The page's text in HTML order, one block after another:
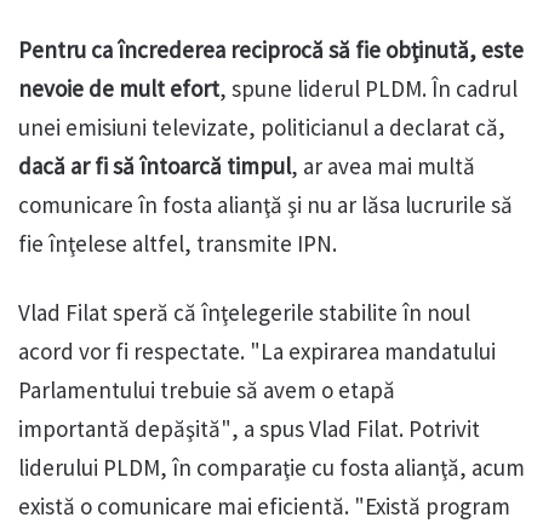
Pentru ca încrederea reciprocă să fie obţinută, este
nevoie de mult efort, spune liderul PLDM. În cadrul
unei emisiuni televizate, politicianul a declarat că,
dacă ar fi să întoarcă timpul, ar avea mai multă
comunicare în fosta alianţă şi nu ar lăsa lucrurile să
fie înţelese altfel, transmite IPN.
Vlad Filat speră că înţelegerile stabilite în noul
acord vor fi respectate. "La expirarea mandatului
Parlamentului trebuie să avem o etapă
importantă depăşită", a spus Vlad Filat. Potrivit
liderului PLDM, în comparaţie cu fosta alianţă, acum
există o comunicare mai eficientă. "Există program